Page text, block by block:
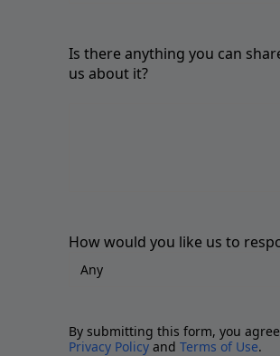
Is there anything you can
us about it?
How would you like us to
By submitting this form, you
Privacy Policy and Terms of Use.